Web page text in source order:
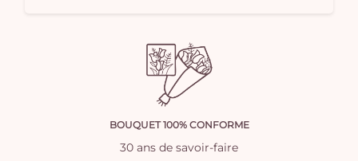
BOUQUET 100% CONFORME
30 ans de savoir-faire